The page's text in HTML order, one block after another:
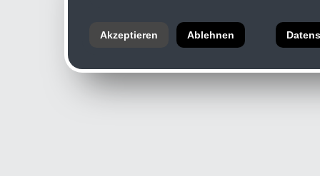
Akzeptieren Ablehnen